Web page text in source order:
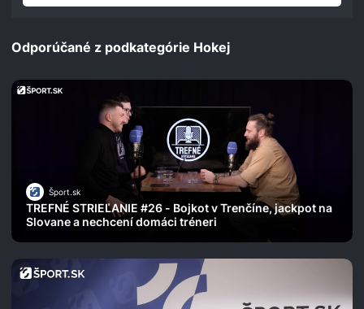
Odporúčané z podkategórie Hokej
Šport.sk
TREFNÉ STRIEĽANIE #26 - Bojkot v Trenčíne, jackpot na
Slovane a nechcení domáci tréneri